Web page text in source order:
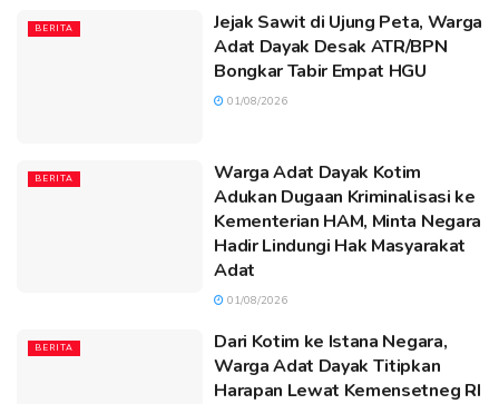
BERITA
Jejak Sawit di Ujung Peta, Warga
Adat Dayak Desak ATR/BPN
Bongkar Tabir Empat HGU
01/08/2026
BERITA
Warga Adat Dayak Kotim
Adukan Dugaan Kriminalisasi ke
Kementerian HAM, Minta Negara
Hadir Lindungi Hak Masyarakat
Adat
01/08/2026
BERITA
Dari Kotim ke Istana Negara,
Warga Adat Dayak Titipkan
Harapan Lewat Kemensetneg RI